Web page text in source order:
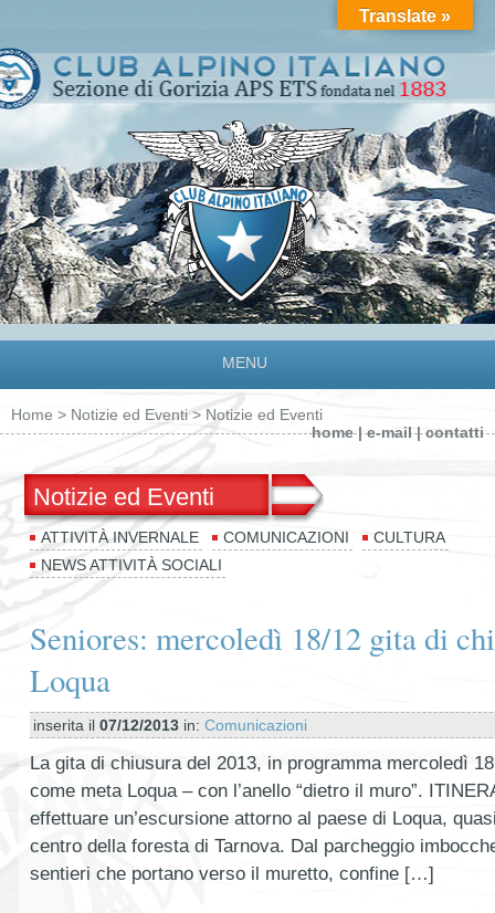
MENU
Home > Notizie ed Eventi > Notizie ed Eventi
home|e-mail|contatti
Notizie ed Eventi
ATTIVITÀ INVERNALE COMUNICAZIONI
CULTURA
NEWS ATTIVITÀ SOCIALI
Seniores: mercoledì 18/12 gita di
Loqua
inserita il 07/12/2013 in: Comunicazioni
La gita di chiusura del 2013, in programma mercoledì
come meta Loqua – con l’anello “dietro il muro”.
effettuare un’escursione attorno al paese di Loqua,
centro della foresta di Tarnova. Dal parcheggio
sentieri che portano verso il muretto, confine […]
Translate »